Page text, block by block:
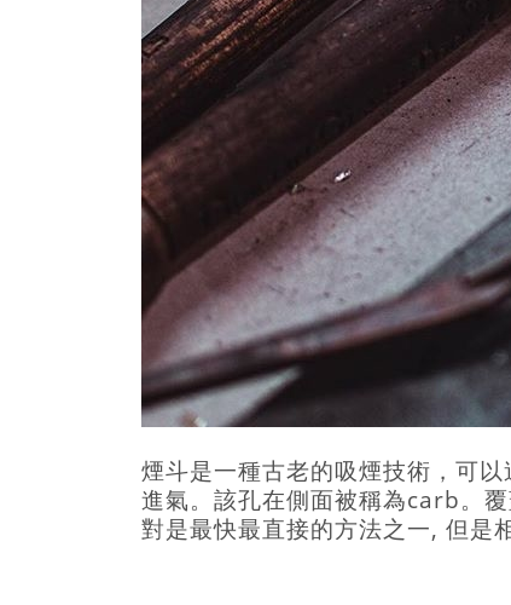
煙斗是一種古老的吸煙技術，可
進氣。該孔在側面被稱為carb。
對是最快最直接的方法之一, 但是